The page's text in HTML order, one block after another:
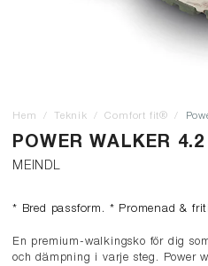
Hem Teknik Comfort fit®
POWER WALKER
MEINDL
* Bred passform. * Promenad &
En premium-walkingsko för dig
och dämpning i varje steg. Power